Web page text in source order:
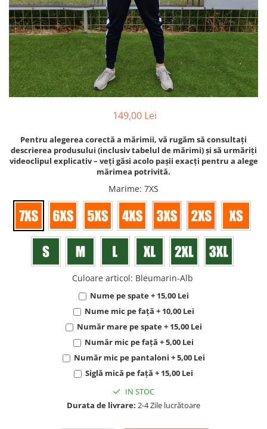
Bidoane si termosuri sportive
Sepci
Trofee
149,00 Lei
Pentru alegerea corectă a mărimii, vă rugăm să consultați
descrierea produsului (inclusiv tabelul de mărimi) și să urmăriți
videoclipul explicativ – veți găsi acolo pașii exacți pentru a alege
mărimea potrivită.
Marime: 7XS
Culoare articol: Bleumarin-Alb
Nume pe spate + 15,00 Lei
Nume mic pe față + 10,00 Lei
Număr mare pe spate + 15,00 Lei
Număr mic pe față + 5,00 Lei
Număr mic pe pantaloni + 5,00 Lei
Siglă mică pe față + 15,00 Lei
IN STOC
Durata de livrare: 2-4 Zile lucrătoare